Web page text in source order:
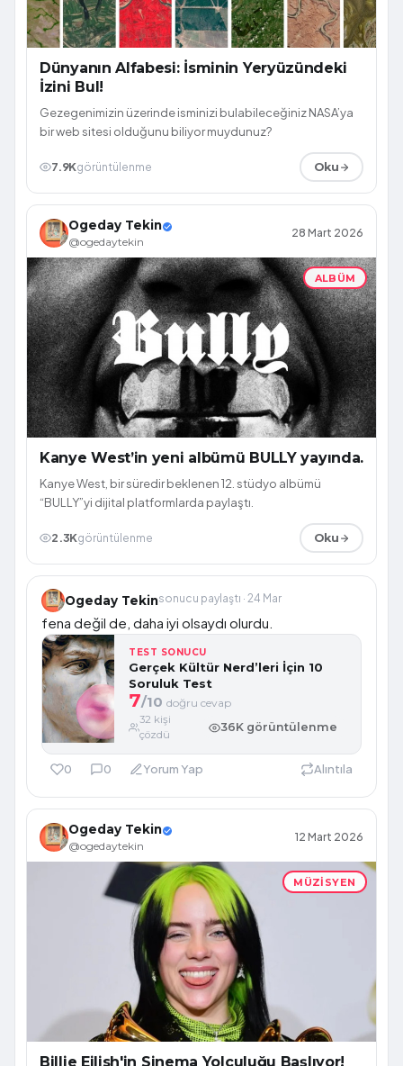
Dünyanın Alfabesi: İsminin Yeryüzündeki
İzini Bul!
Gezegenimizin üzerinde isminizi bulabileceğiniz NASA’ya
bir web sitesi olduğunu biliyor muydunuz?
7.9Kgörüntülenme Oku
Ogeday Tekin
@ogedaytekin
28 Mart 2026
ALBÜM
Kanye West’in yeni albümü BULLY yayında.
Kanye West, bir süredir beklenen 12. stüdyo albümü
“BULLY”yi dijital platformlarda paylaştı.
2.3Kgörüntülenme Oku
Ogeday Tekinsonucu paylaştı · 24 Mar
fena değil de, daha iyi olsaydı olurdu.
TEST SONUCU
Gerçek Kültür Nerd’leri İçin 10
Soruluk Test
7/10 doğru cevap
32 kişi
çözdü
36K görüntülenme
0 0 Yorum Yap Alıntıla
Ogeday Tekin
@ogedaytekin
12 Mart 2026
MÜZISYEN
Billie Eilish'in Sinema Yolculuğu Başlıyor!